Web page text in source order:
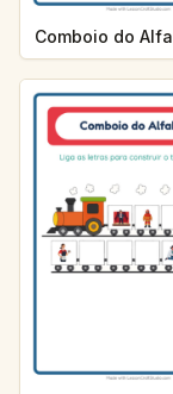
Comboio do